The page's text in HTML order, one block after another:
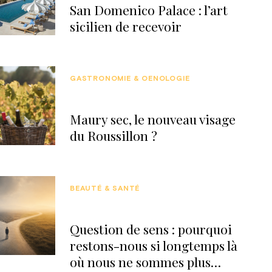
San Domenico Palace : l’art
sicilien de recevoir
Maury sec, le nouveau visage
du Roussillon ?
GASTRONOMIE & OENOLOGIE
Question de sens : pourquoi
restons-nous si longtemps là
où nous ne sommes plus
BEAUTÉ & SANTÉ